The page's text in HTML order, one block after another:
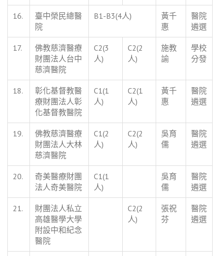
16.
臺中榮民總醫
院
B1-B3(4人)
黃千
惠
醫院
遴選
17.
佛教慈濟醫療
財團法人台中
慈濟醫院
C2(3
人)
C2(2
人)
施教
諭
學校
分發
18.
彰化基督教醫
療財團法人彰
化基督教醫院
C1(1
人)
C2(1
人)
黃千
惠
醫院
遴選
19.
佛教慈濟醫療
財團法人大林
慈濟醫院
C1(2
人)
C2(2
人)
吳育
儒
醫院
遴選
20.
奇美醫療財團
法人奇美醫院
C1(1
人)
吳育
儒
醫院
遴選
21.
財團法人私立
高雄醫學大學
附設中和紀念
醫院
C2(2
人)
張祝
芬
醫院
遴選